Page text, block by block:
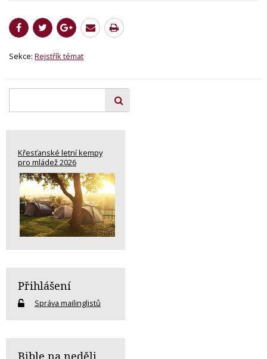
Sekce: Rejstřík témat
Křesťanské letní kempy
pro mládež 2026
Přihlášení
Správa mailinglistů
Bible na neděli